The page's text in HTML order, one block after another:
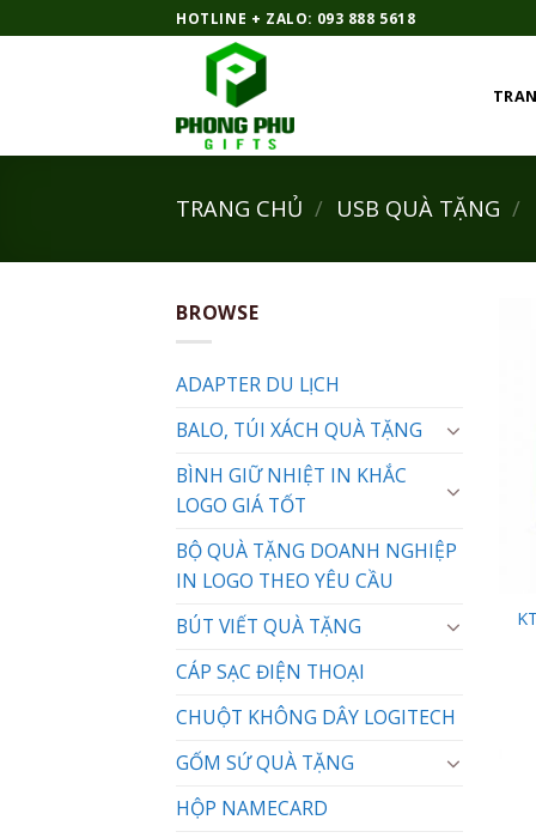
qua
HOTLINE + ZALO: 093 888 5618
TRANG CHỦ / USB QUÀ TẶNG /
BROWSE
ADAPTER DU LỊCH
BALO, TÚI XÁCH QUÀ TẶNG
BÌNH GIỮ NHIỆT IN KHẮC
LOGO GIÁ TỐT
BỘ QUÀ TẶNG DOANH NGHIỆP
IN LOGO THEO YÊU CẦU
BÚT VIẾT QUÀ TẶNG
CÁP SẠC ĐIỆN THOẠI
CHUỘT KHÔNG DÂY LOGITECH
GỐM SỨ QUÀ TẶNG
HỘP NAMECARD